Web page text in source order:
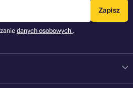
Zapisz
danych osobowych .